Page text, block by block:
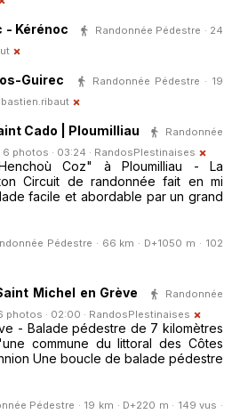
- Kérénoc
Randonnée Pédestre · 24
Guirec
Randonnée Pédestre · 19
Cado | Ploumilliau
Randonnée
6 photos · 03:24 · RandosPlestinaises
Coz" à Ploumilliau - La
Circuit de randonnée fait en mi
facile et abordable par un grand
Pédestre · 66 km · D+1050 m · 102
Michel en Grève
Randonnée
photos · 02:00 · RandosPlestinaises
- Balade pédestre de 7 kilomètres
commune du littoral des Côtes
Une boucle de balade pédestre
Pédestre · 19 km · D+220 m · 149 vus ·